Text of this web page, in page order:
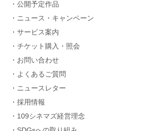
公開予定作品
ニュース・キャンペーン
サービス案内
チケット購入・照会
お問い合わせ
よくあるご質問
ニュースレター
採用情報
109シネマズ経営理念